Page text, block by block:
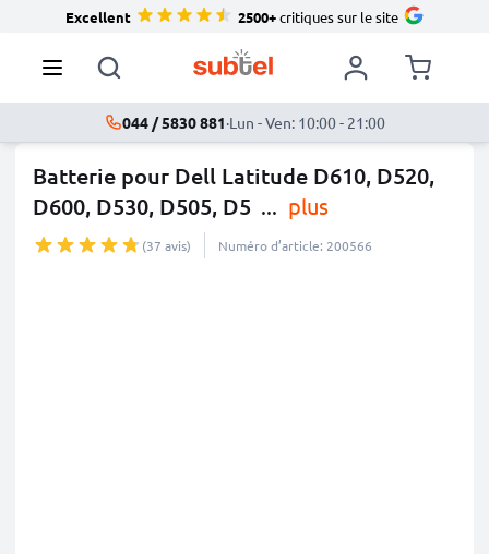
Excellent 2500+critiques sur le site
044 / 5830 881·Lun - Ven: 10:00 - 21:00
Batterie pour Dell Latitude D610, D520,
D600, D530, D505, D5 ... plus
(37 avis) Numéro d’article: 200566